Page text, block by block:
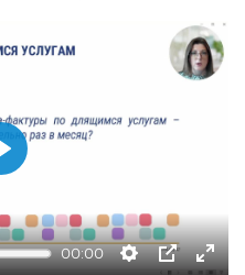
00:00
В
с
п